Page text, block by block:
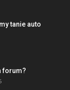
tanie auto
forum?